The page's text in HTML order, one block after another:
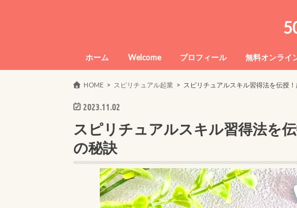
ホーム Welcome プロフィール 無料オンライ
HOME スピリチュアル起業 スピリチュアルスキル習得法を伝授
2023.11.02
スピリチュアルスキル習得法を
の秘訣